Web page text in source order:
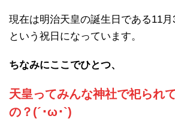
現在は明治天皇の誕生日である11月
という祝日になっています。
ちなみにここでひとつ、
天皇ってみんな神社で祀られ
の？(´･ω･`)